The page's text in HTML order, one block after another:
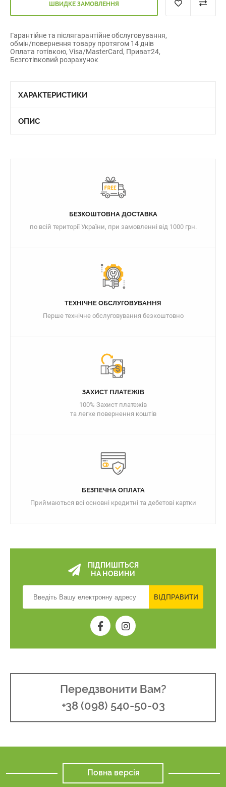
ШВИДКЕ ЗАМОВЛЕННЯ
Гарантійне та післягарантійне обслуговування,
обмін/повернення товару протягом 14 днів
Оплата готівкою, Visa/MasterCard, Приват24,
Безготівковий розрахунок
ХАРАКТЕРИСТИКИ
ОПИС
БЕЗКОШТОВНА ДОСТАВКА
по всій території України, при замовленні від 1000 грн.
ТЕХНІЧНЕ ОБСЛУГОВУВАННЯ
Перше технічне обслуговування безкоштовно
ЗАХИСТ ПЛАТЕЖІВ
100% Захист платежів
та легке повернення коштів
БЕЗПЕЧНА ОПЛАТА
Приймаються всі основні кредитні та дебетові картки
ПІДПИШІТЬСЯ
НА НОВИНИ
ВІДПРАВИТИ
Передзвонити Вам?
+38 (098) 540-50-03
Повна версія